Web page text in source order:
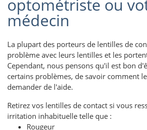
optométriste ou
médecin
La plupart des porteurs de lentilles de
problème avec leurs lentilles et les
Cependant, nous pensons qu'il est bon
certains problèmes, de savoir comment
demander de l'aide.
Retirez vos lentilles de contact si vous
irritation inhabituelle telle que :
Rougeur